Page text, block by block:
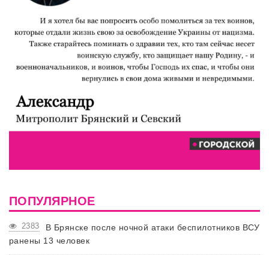
ПОПУЛЯРНОЕ
2383
В Брянске после ночной атаки беспилотников ВСУ
ранены 13 человек